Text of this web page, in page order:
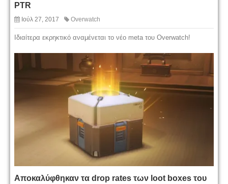
PTR
Ιούλ 27, 2017 Overwatch
Ιδιαίτερα εκρηκτικό αναμένεται το νέο meta του Overwatch!
Αποκαλύφθηκαν τα drop rates των loot boxes του